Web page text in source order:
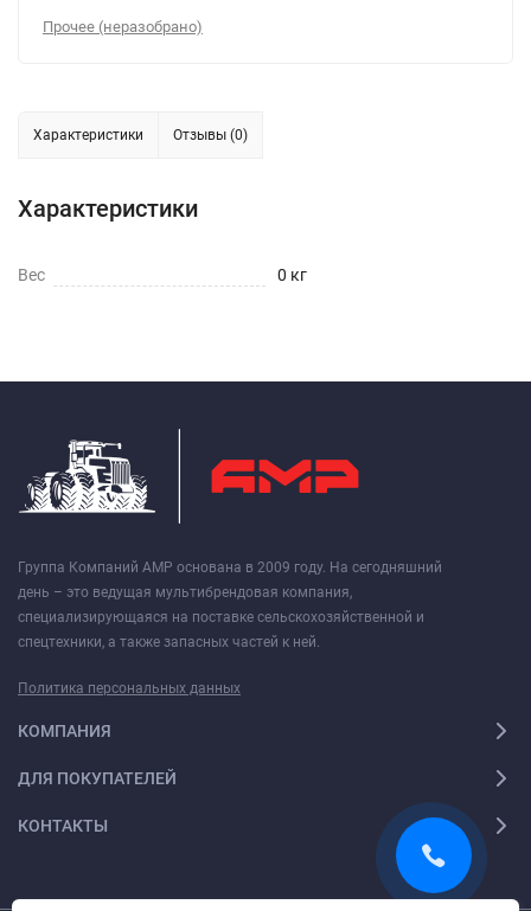
Прочее (неразобрано)
Характеристики Отзывы (0)
Характеристики
Вес 0 кг
Группа Компаний АМР основана в 2009 году. На сегодняшний
день – это ведущая мультибрендовая компания,
специализирующаяся на поставке сельскохозяйственной и
спецтехники, а также запасных частей к ней.
Политика персональных данных
КОМПАНИЯ
ДЛЯ ПОКУПАТЕЛЕЙ
КОНТАКТЫ